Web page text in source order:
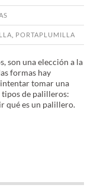
PORTAPLUMILLA
son una elección a la
formas hay
intentar tomar una
tipos de palilleros:
qué es un palillero.